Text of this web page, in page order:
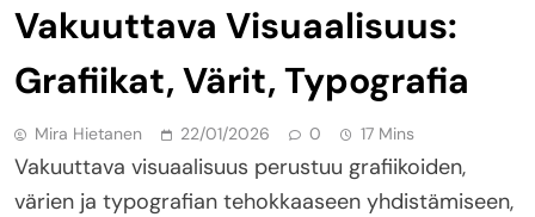
Vakuuttava Visuaalisuus:
Grafiikat, Värit, Typografia
Mira Hietanen 22/01/2026 0 17 Mins
Vakuuttava visuaalisuus perustuu grafiikoiden,
värien ja typografian tehokkaaseen yhdistämiseen,